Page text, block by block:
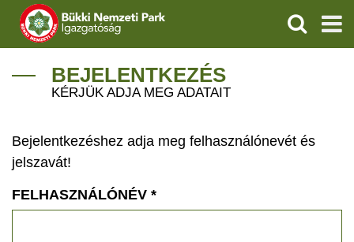
IGAZGATÓSÁG
VÍZVÉDELEM
ÖKOTURIZMUS
KERESÉS
BEJELENTKEZÉS
KÉRJÜK ADJA MEG ADATAIT
Bejelentkezéshez adja meg felhasználónevét és
jelszavát!
FELHASZNÁLÓNÉV *